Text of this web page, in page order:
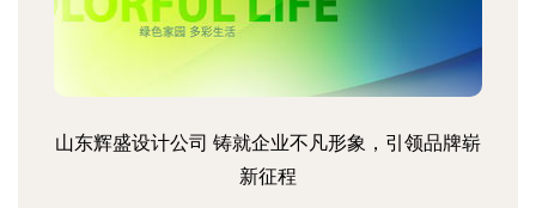
山东辉盛设计公司 铸就企业不凡形象，引领品牌崭
新征程